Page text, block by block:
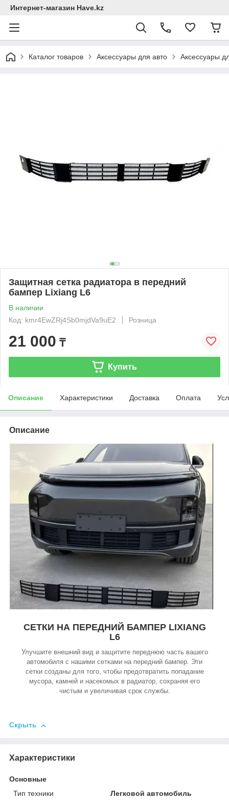
Интернет-магазин Have.kz
Каталог товаров Аксессуары для авто Аксессуары
Защитная сетка радиатора в передний
бампер Lixiang L6
В наличии
Код: kmr4EwZRj4Sb0mjdVa9uE2
Розница
21 000 ₸
Купить
Описание Характеристики Доставка Оплата
Описание
СЕТКИ НА ПЕРЕДНИЙ БАМПЕР LIXIANG
L6
Улучшите внешний вид и защитите переднюю часть вашего
автомобиля с нашими сетками на передний бампер. Эти
сетки созданы для того, чтобы предотвратить попадание
мусора, камней и насекомых в радиатор, сохраняя его
чистым и увеличивая срок службы.
Скрыть
Характеристики
Основные
Тип техники
Легковой автомобиль